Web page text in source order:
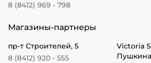
8 (8412) 969 - 798
Магазины-партнеры
пр-т Строителей, 5
8 (8412) 920 - 555
Victoria